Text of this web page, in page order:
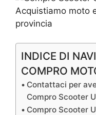
INDICE DI
COMPRO
Contattaci per
Compro Scooter
Compro Scooter